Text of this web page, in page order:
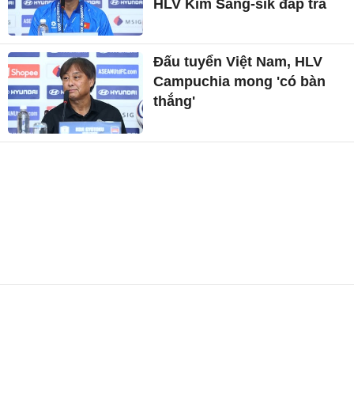
HLV Kim Sang-sik đáp trả
Đấu tuyển Việt Nam, HLV
Campuchia mong 'có bàn
thắng'